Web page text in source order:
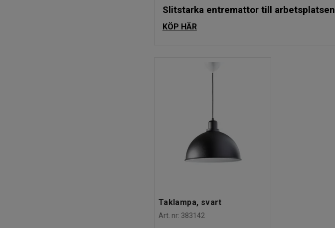
Slitstarka entremattor till arbetsplatsen
KÖP HÄR
Taklampa, svart
Art. nr: 383142